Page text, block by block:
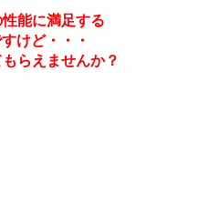
能に満足する
けど・・・
らえませんか？